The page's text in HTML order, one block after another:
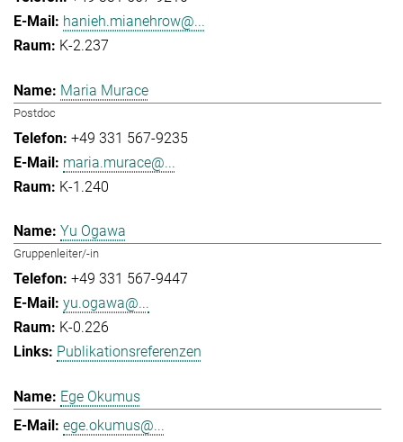
hanieh.mianehrow@...
K-2.237
Maria Murace
Postdoc
+49 331 567-9235
maria.murace@...
K-1.240
Yu Ogawa
Gruppenleiter/-in
+49 331 567-9447
yu.ogawa@...
K-0.226
Publikationsreferenzen
Ege Okumus
ege.okumus@...